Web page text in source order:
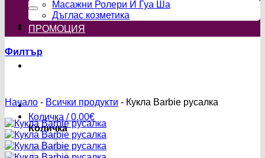
за:
Количка /0.00€
Количка
Масажни Ролери И Гуа Ша
Дъглас козметика
ПРОМОЦИЯ
Филтър
Начало - Всички продукти - Кукла Barbie русалка